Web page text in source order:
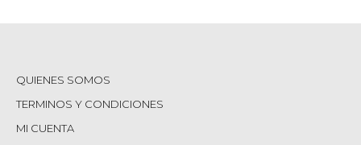
QUIENES SOMOS
TERMINOS Y CONDICIONES
MI CUENTA